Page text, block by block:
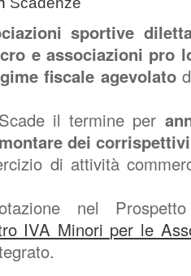
sportive
e associazioni pro
fiscale agevolato
il termine per
dei
di attività
nel
IVA Minori per le